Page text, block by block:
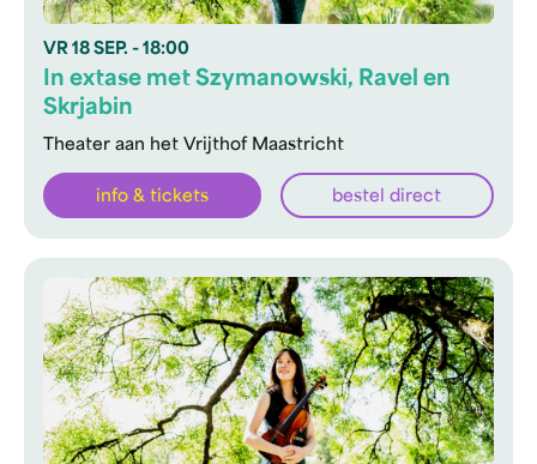
VR 18 SEP. - 18:00
Theater aan het Vrijthof Maastricht
In extase met Szymanowski, Ravel en
Skrjabin
info & tickets bestel direct